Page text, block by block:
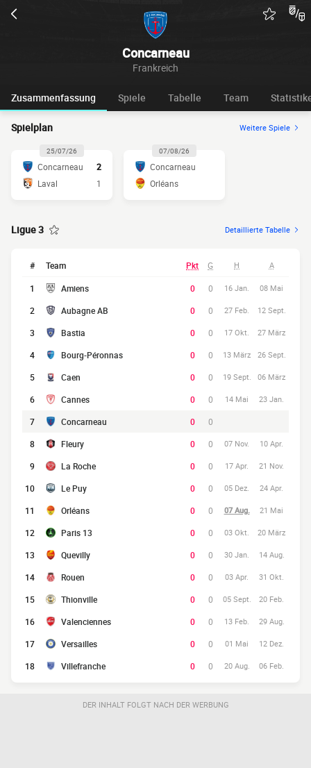
Concarneau
Frankreich
Zusammenfassung Spiele Tabelle Team
Spielplan Weitere Spiele
25/07/26
Concarneau
2
Laval
1
07/08/26
Concarneau
Orléans
Ligue 3 Detaillierte Tabelle
# Team Pkt G H A
1 Amiens 0 0 16 Jan. 08 Mai
2 Aubagne AB 0 0 27 Feb. 12 Sept.
3 Bastia 0 0 17 Okt. 27 März
4 Bourg-Péronnas 0 0 13 März 26 Sept.
5 Caen 0 0 19 Sept. 06 März
6 Cannes 0 0 14 Mai 23 Jan.
7 Concarneau 0
0
8
Fleury 0 0 07 Nov. 10 Apr.
9 La Roche 0 0 17 Apr. 21 Nov.
10 Le Puy 0 0 05 Dez. 24 Apr.
11 Orléans 0 0 07 Aug. 21 Mai
12 Paris 13 0 0 03 Okt. 20 März
13 Quevilly 0 0 30 Jan. 14 Aug.
14 Rouen 0 0 03 Apr. 31 Okt.
15 Thionville 0 0 05 Sept. 20 Feb.
16 Valenciennes 0 0 13 Feb. 29 Aug.
17 Versailles 0 0 01 Mai 12 Dez.
18 Villefranche 0 0 20 Aug. 06 Feb.
DER INHALT FOLGT NACH DER WERBUNG